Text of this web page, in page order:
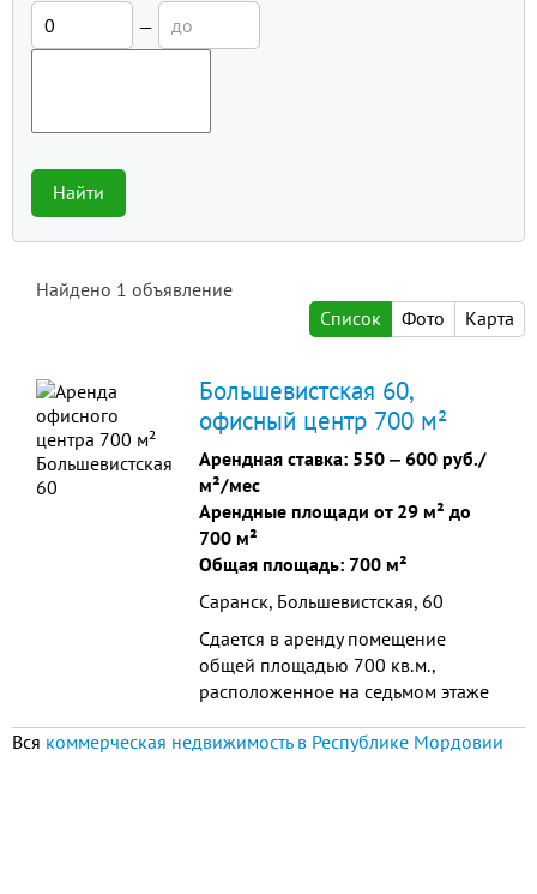
—
Найти
Найдено 1 объявление
Список
Фото Карта
Большевистская 60,
офисный центр 700 м²
Арендная ставка: 550 ‒ 600 руб./
м²/мес
Арендные площади от 29 м² до
700 м²
Общая площадь: 700 м²
Саранск, Большевистская, 60
Сдается в аренду помещение
общей площадью 700 кв.м.,
расположенное на седьмом этаже
Центре, по улице Большевистской.
Вся коммерческая недвижимость в Республике Мордовии